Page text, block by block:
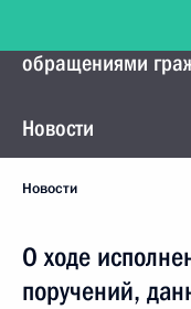
Управление
обращениями
Новости
Новости
О ходе
поручений,